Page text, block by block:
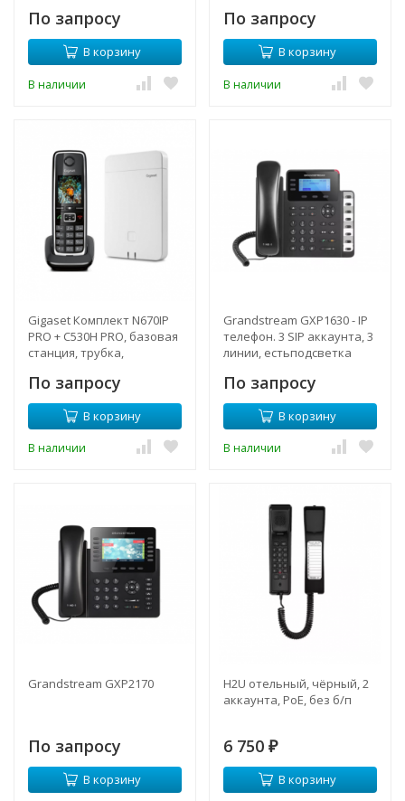
По запросу
В корзину
В наличии
По запросу
В корзину
В наличии
Gigaset Комплект N670IP
PRO + C530H PRO, базовая
станция, трубка,
трубок, POE
По запросу
В корзину
В наличии
Grandstream GXP1630 - IP
телефон. 3 SIP аккаунта, 3
линии, естьподсветка
Ethernet, 8 BLF
По запросу
В корзину
В наличии
Grandstream GXP2170
По запросу
В корзину
H2U отельный, чёрный, 2
аккаунта, PoE, без б/п
6 750 ₽
В корзину